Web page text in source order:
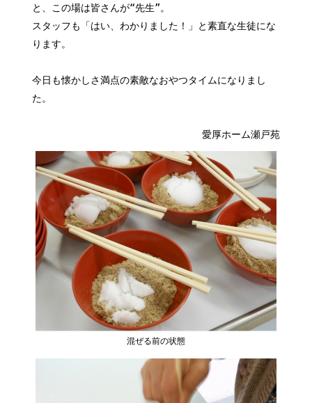
と、この場は皆さんが“先生”。
スタッフも「はい、わかりました！」と素直な生徒にな
ります。
今日も懐かしさ満点の素敵なおやつタイムになりまし
た。
愛厚ホーム瀬戸苑
混ぜる前の状態